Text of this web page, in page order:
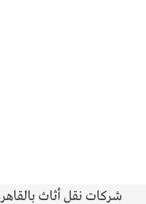
شركات نقل أثاث